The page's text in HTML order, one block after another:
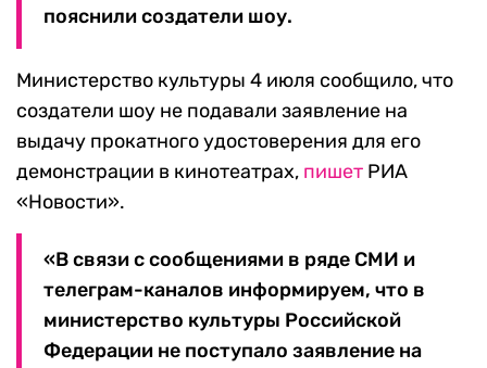
пояснили создатели шоу.
Министерство культуры 4 июля сообщило, что
создатели шоу не подавали заявление на
выдачу прокатного удостоверения для его
демонстрации в кинотеатрах, пишет РИА
«Новости».
«В связи с сообщениями в ряде СМИ и
телеграм-каналов информируем, что в
министерство культуры Российской
Федерации не поступало заявление на